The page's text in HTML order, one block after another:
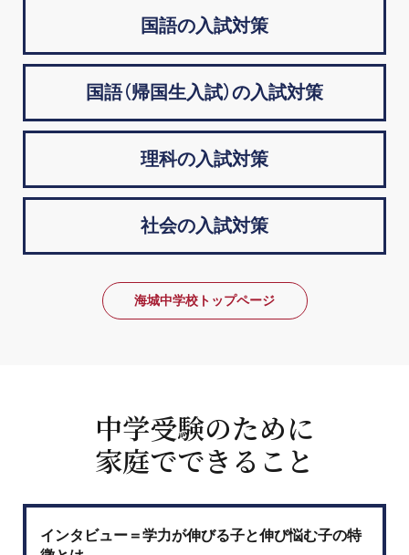
国語の入試対策
国語（帰国生入試）の入試対策
理科の入試対策
社会の入試対策
海城中学校トップページ
中学受験のために
家庭でできること
インタビュー＝学力が伸びる子と伸び悩む子の特